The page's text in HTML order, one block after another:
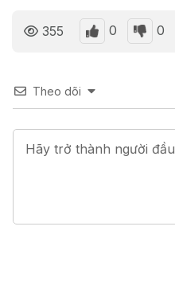
355 0 0
Theo dõi